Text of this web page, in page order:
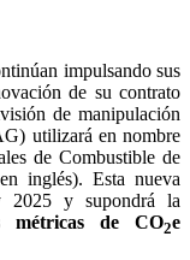
impulsando sus
de su contrato
de manipulación
utilizará en nombre
de Combustible de
inglés). Esta nueva
2025 y supondrá la
métricas de CO2e